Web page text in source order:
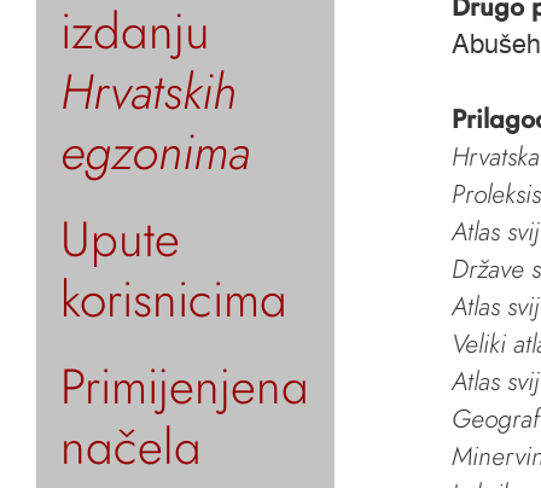
izdanju
Hrvatskih
egzonima
Upute
korisnicima
Primijenjena
načela
Atlas
Države
Atlas
Veliki
Atlas